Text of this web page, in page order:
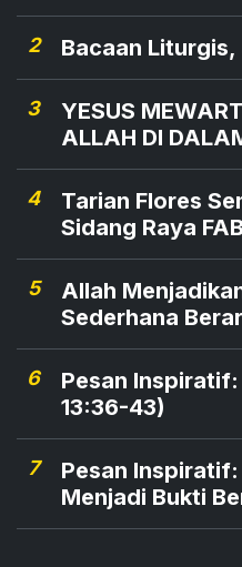
2 Bacaan
3
YESUS
ALLAH DI
4
Tarian Flores
Sidang Raya
5
Allah
6
Pesan
13:36-43)
7
Pesan
Menjadi Bukti